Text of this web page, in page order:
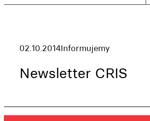
02.10.2014Informujemy
Newsletter CRIS